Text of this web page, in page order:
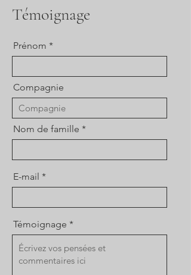
Témoignage
Prénom
Compagnie
Nom de famille
E-mail
Témoignage